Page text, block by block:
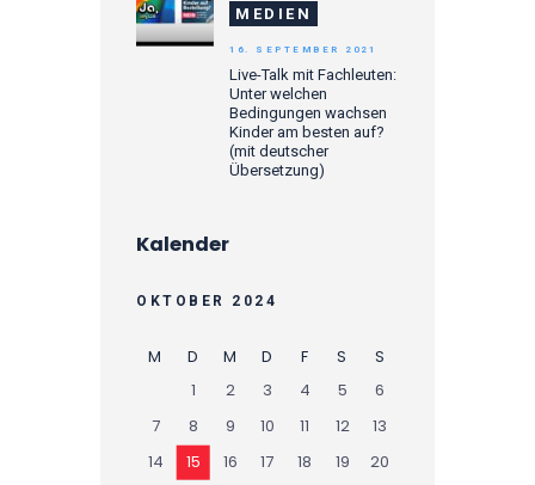
MEDIEN
Live-Talk mit Fachleuten:
Unter welchen
Bedingungen wachsen
Kinder am besten auf?
(mit deutscher
Übersetzung)
16. SEPTEMBER 2021
Kalender
OKTOBER 2024
M D M D F S
S
1
2 3 4 5
6
7
8 9 10 11 12
13
14
15 16 17 18 19
20